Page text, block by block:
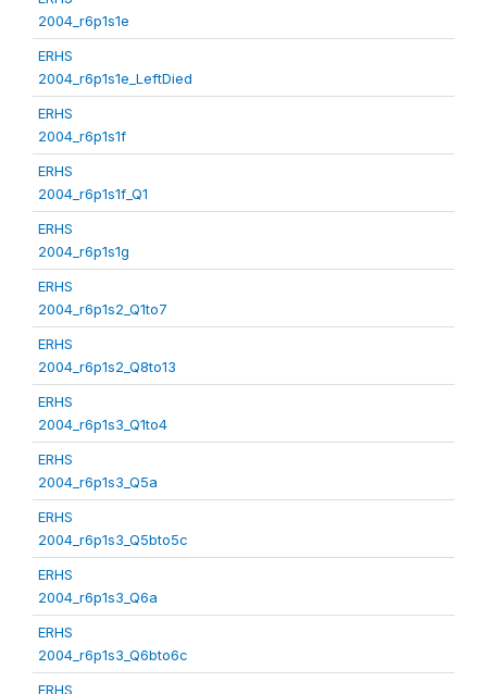
2004_r6p1s1e
ERHS
2004_r6p1s1e_LeftDied
ERHS
2004_r6p1s1f
ERHS
2004_r6p1s1f_Q1
ERHS
2004_r6p1s1g
ERHS
2004_r6p1s2_Q1to7
ERHS
2004_r6p1s2_Q8to13
ERHS
2004_r6p1s3_Q1to4
ERHS
2004_r6p1s3_Q5a
ERHS
2004_r6p1s3_Q5bto5c
ERHS
2004_r6p1s3_Q6a
ERHS
2004_r6p1s3_Q6bto6c
ERHS